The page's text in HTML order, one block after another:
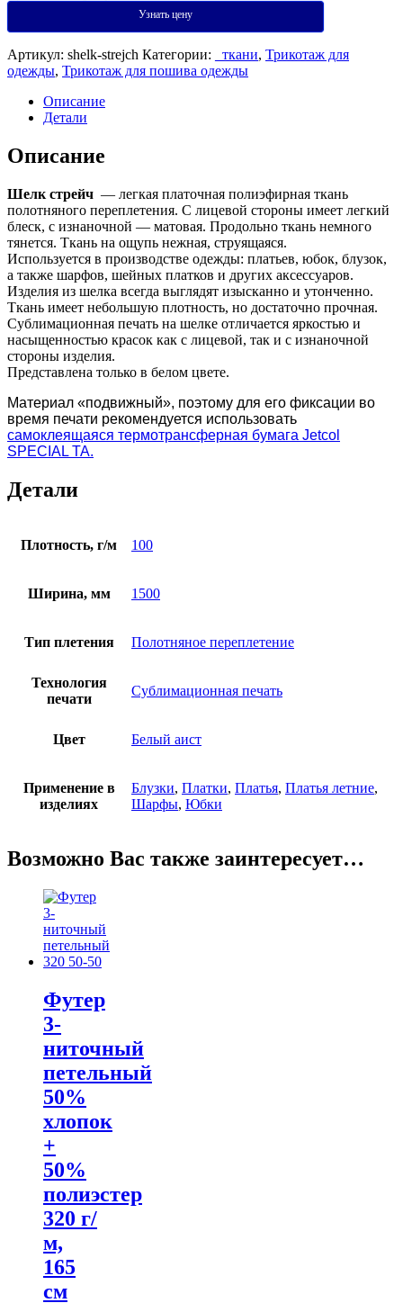
Узнать цену
Артикул: shelk-strejch Категории: _ткани, Трикотаж для
одежды, Трикотаж для пошива одежды
Описание
Детали
Описание
Шелк стрейч — легкая платочная полиэфирная ткань
полотняного переплетения. С лицевой стороны имеет легкий
блеск, с изнаночной — матовая. Продольно ткань немного
тянется. Ткань на ощупь нежная, струящаяся.
Используется в производстве одежды: платьев, юбок, блузок,
а также шарфов, шейных платков и других аксессуаров.
Изделия из шелка всегда выглядят изысканно и утонченно.
Ткань имеет небольшую плотность, но достаточно прочная.
Сублимационная печать на шелке отличается яркостью и
насыщенностью красок как с лицевой, так и с изнаночной
стороны изделия.
Представлена только в белом цвете.
Материал «подвижный», поэтому для его фиксации во
время печати рекомендуется использовать
самоклеящаяся термотрансферная бумага Jetcol
SPECIAL TA.
Детали
Плотность, г/м 100
Ширина, мм 1500
Тип плетения Полотняное переплетение
Технология
печати
Сублимационная печать
Цвет Белый аист
Применение в
изделиях
Блузки, Платки, Платья, Платья летние,
Шарфы, Юбки
Возможно Вас также заинтересует…
Футер
3-
ниточный
петельный
50%
хлопок
+
50%
полиэстер
320 г/
м,
165
см